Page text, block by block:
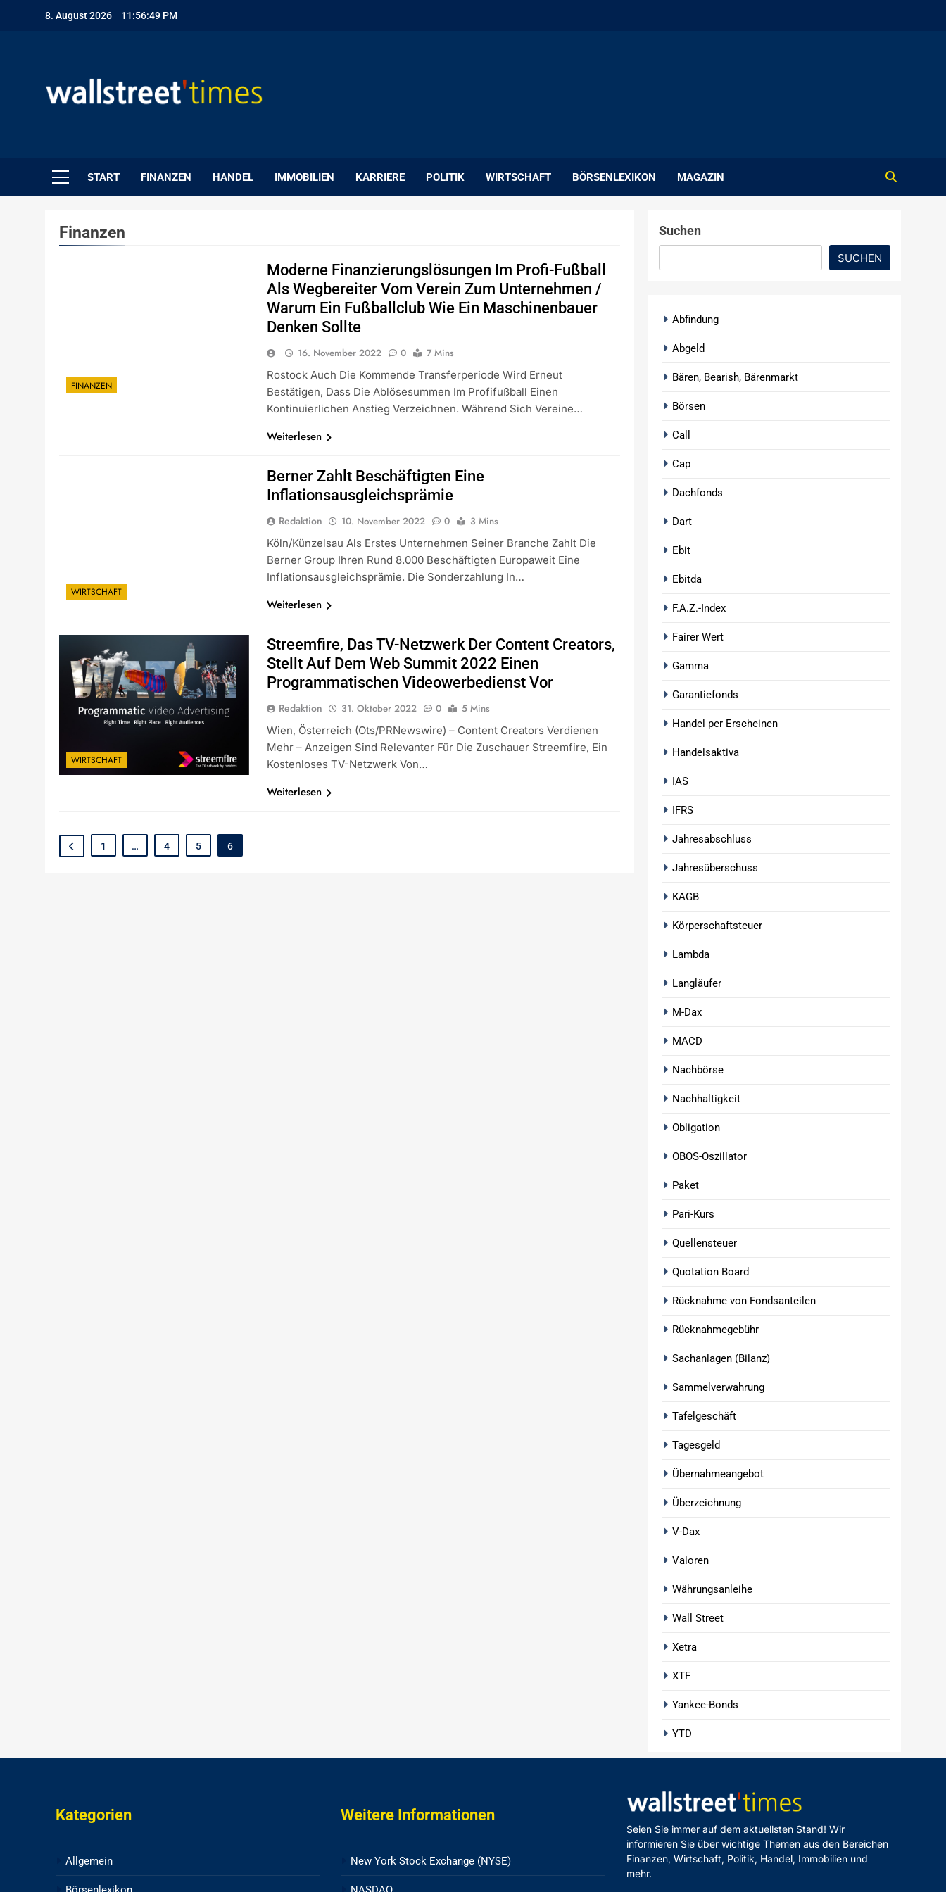
8. August 2026 11:56:50 PM
START FINANZEN HANDEL IMMOBILIEN KARRIERE POLITIK WIRTSCHAFT BÖRSENLEXIKON MAGAZIN
Finanzen
FINANZEN
Moderne Finanzierungslösungen Im Profi-Fußball
Als Wegbereiter Vom Verein Zum Unternehmen /
Warum Ein Fußballclub Wie Ein Maschinenbauer
Denken Sollte
16. November 2022 0
7 Mins
Rostock Auch Die Kommende Transferperiode Wird Erneut
Bestätigen, Dass Die Ablösesummen Im Profifußball Einen
Kontinuierlichen Anstieg Verzeichnen. Während Sich Vereine…
Weiterlesen
WIRTSCHAFT
Berner Zahlt Beschäftigten Eine
Inflationsausgleichsprämie
Redaktion 10. November 2022 0
3 Mins
Köln/Künzelsau Als Erstes Unternehmen Seiner Branche Zahlt Die
Berner Group Ihren Rund 8.000 Beschäftigten Europaweit Eine
Inflationsausgleichsprämie. Die Sonderzahlung In…
Weiterlesen
WIRTSCHAFT
Streemfire, Das TV-Netzwerk Der Content Creators,
Stellt Auf Dem Web Summit 2022 Einen
Programmatischen Videowerbedienst Vor
Redaktion 31. Oktober 2022 0
5 Mins
Wien, Österreich (ots/PRNewswire) – Content Creators Verdienen
Mehr – Anzeigen Sind Relevanter Für Die Zuschauer Streemfire, Ein
Kostenloses TV-Netzwerk Von…
Weiterlesen
1 … 4 5 6
Suchen
SUCHEN
Abfindung
Abgeld
Bären, Bearish, Bärenmarkt
Börsen
Call
Cap
Dachfonds
Dart
Ebit
Ebitda
F.A.Z.-Index
Fairer Wert
Gamma
Garantiefonds
Handel per Erscheinen
Handelsaktiva
IAS
IFRS
Jahresabschluss
Jahresüberschuss
KAGB
Körperschaftsteuer
Lambda
Langläufer
M-Dax
MACD
Nachbörse
Nachhaltigkeit
Obligation
OBOS-Oszillator
Paket
Pari-Kurs
Quellensteuer
Quotation Board
Rücknahme von Fondsanteilen
Rücknahmegebühr
Sachanlagen (Bilanz)
Sammelverwahrung
Tafelgeschäft
Tagesgeld
Übernahmeangebot
Überzeichnung
V-Dax
Valoren
Währungsanleihe
Wall Street
Xetra
XTF
Yankee-Bonds
YTD
Kategorien
Allgemein
Weitere Informationen
New York Stock Exchange (NYSE)
Seien Sie immer auf dem aktuellsten Stand! Wir
informieren Sie über wichtige Themen aus den Bereichen
Finanzen, Wirtschaft, Politik, Handel, Immobilien und
mehr.